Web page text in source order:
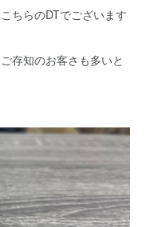
ちらのDTでございます
存知のお客さも多いと